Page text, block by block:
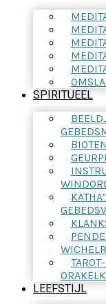
SPIRITUEEL
LEEFSTIJL